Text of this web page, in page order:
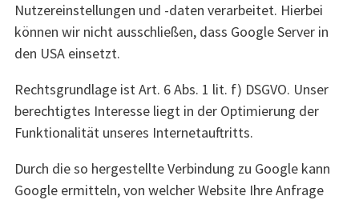
Nutzereinstellungen und -daten verarbeitet. Hierbei
können wir nicht ausschließen, dass Google Server in
den USA einsetzt.
Rechtsgrundlage ist Art. 6 Abs. 1 lit. f) DSGVO. Unser
berechtigtes Interesse liegt in der Optimierung der
Funktionalität unseres Internetauftritts.
Durch die so hergestellte Verbindung zu Google kann
Google ermitteln, von welcher Website Ihre Anfrage